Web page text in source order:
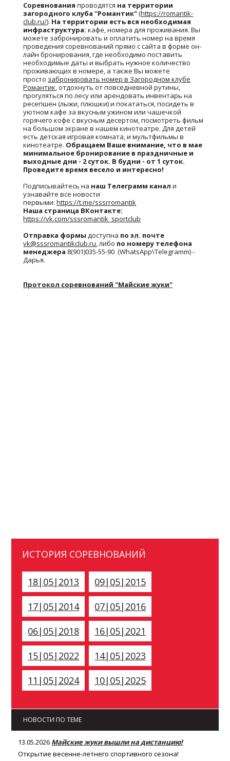
Соревнования проводятся на территории
загородного клуба "Романтик"(https://romantik-
club.ru/). На территории есть вся необходимая
инфраструктура:кафе, номера для проживания. Вы
можете забронировать и оплатить номер на время
проведения соревнований прямо с сайта в форме он-
лайн бронирования, где необходимо поставить
необходимые даты и выбрать нужное количество
проживающих в номере, а также Вы можете
просто забронировать номер в Загородном клубе
Романтик, отдохнуть от повседневной рутины,
прогуляться по лесу или арендовать инвентарь на
ресепшен (лыжи, плюшки) и покататься, посидеть в
уютном кафе за вкусным ужином или чашечкой
горячего кофе с вкусным десертом, посмотреть фильм
на большом экране в нашем кинотеатре. Для детей
есть детская игровая комната, и мультфильмы в
кинотеатре. Обращаем Ваше внимание, что в мае
минимальное бронирование в праздничные и
выходные дни - 2 суток. В будни - от 1 суток.
Проведите время весело и интересно!
Подписывайтесь на наш Телеграмм канал и
узнавайте все новости
первыми:https://t.me/sssrromantik
Наша страница ВКонтакте:
https://vk.com/sssromantik_sportclub
Отправка формы доступна по эл. почте
vk@sssromantikclub.ru, либо по номеру телефона
менеджера 8(901)035-55-90 (WhatsApp\Telegramm) -
Дарья.
Протокол соревнований "Майские жуки"
ИСТОРИЯ СОРЕВНОВАНИЙ
18|05|2013
09|05|2015
17|05|2014
07|05|2016
06|05|2018
16|05|2021
15|05|2022
14|05|2023
11|05|2024
10|05|2025
НОВОСТИ ПО ТЕМЕ
13.05.2026 Майские жуки вышли на дистанцию!
Открытие весенне-летнего спортивного сезона!